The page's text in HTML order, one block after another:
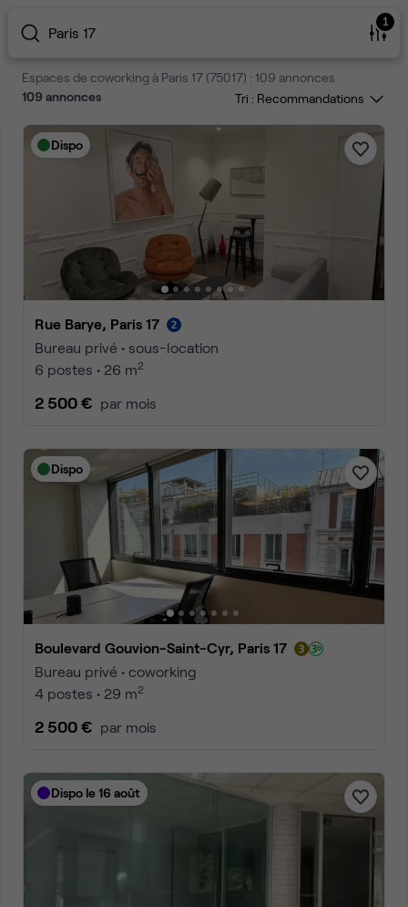
Paris 17
1
Espaces de coworking à Paris 17 (75017) : 109 annonces
109 annonces Tri :
Dispo
Rue Barye, Paris 17
Bureau privé • sous-location
6 postes • 26 m2
2 500 € par mois
Dispo
Boulevard Gouvion-Saint-Cyr, Paris 17
Bureau privé • coworking
4 postes • 29 m2
2 500 € par mois
Dispo le 16 août